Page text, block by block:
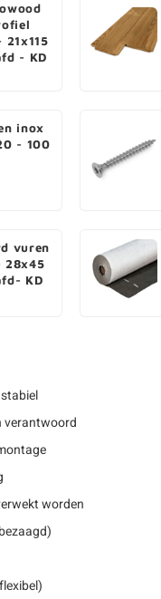
- KD
inox
- 100
vuren
28x45
KD
verantwoord
worden